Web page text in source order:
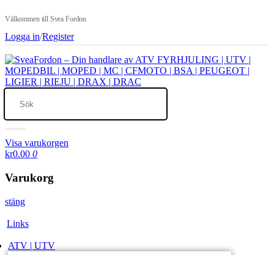
Välkommen till Svea Fordon
Logga in/Register
Visa varukorgen
kr0.00 0
Varukorg
stäng
Links
ATV | UTV